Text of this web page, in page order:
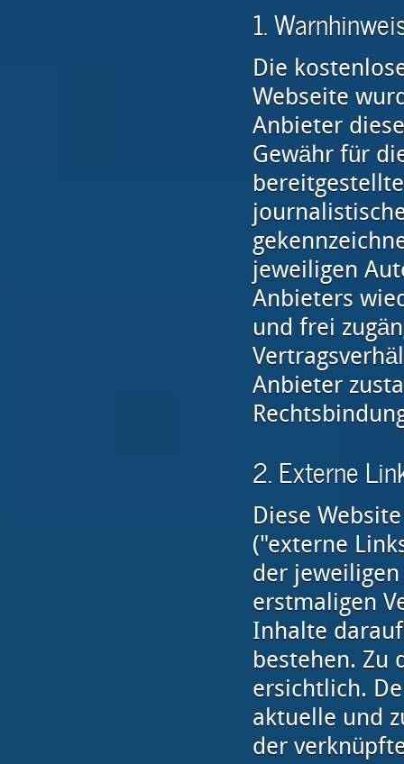
1.
Die
Webseite
Anbieter
Gewähr für
jeweiligen
Anbieters
und frei
Anbieter
2. Externe
Diese
("externe
der
erstmaligen
Inhalte
bestehen. Zu
ersichtlich.
aktuelle und
der